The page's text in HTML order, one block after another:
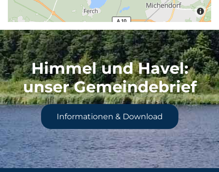
Himmel und Havel:
unser Gemeindebrief
Informationen & Download